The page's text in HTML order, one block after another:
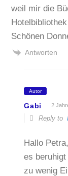
weil mir die
Schönen
Antworten
Autor
Gabi 2
Reply to
Hallo Petra,
es
zu wenig